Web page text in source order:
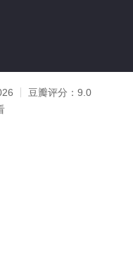
豆瓣评分： 9.0